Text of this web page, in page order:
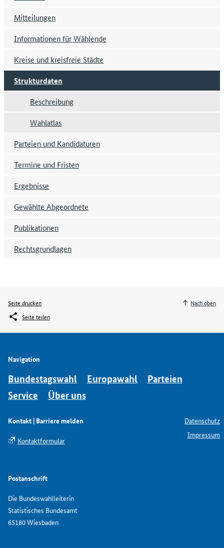
Mitteilungen
Informationen für Wählende
Kreise und kreisfreie Städte
Strukturdaten
Beschreibung
Wahlatlas
Parteien und Kandidaturen
Termine und Fristen
Ergebnisse
Gewählte Abgeordnete
Publikationen
Rechtsgrundlagen
Seite drucken
Seite teilen
Nach oben
Navigation
Bundestagswahl Europawahl
Parteien
Service
Über uns
Kontakt | Barriere melden
Kontaktformular
Postanschrift
Die Bundeswahlleiterin
Statistisches Bundesamt
65180 Wiesbaden
Datenschutz
Impressum